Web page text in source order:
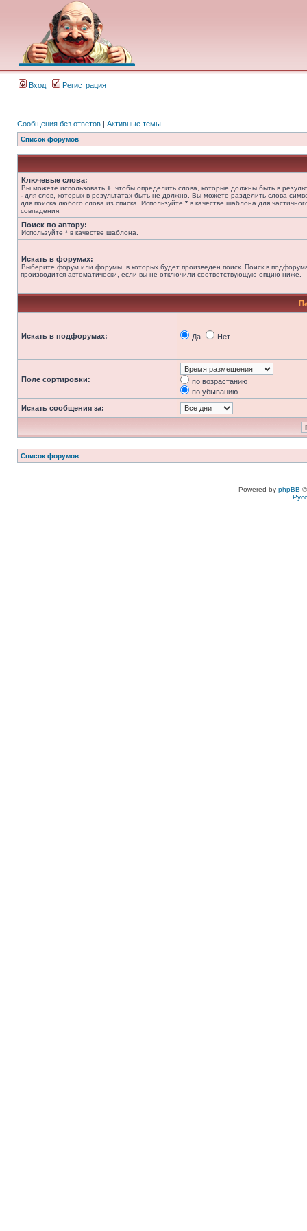
Вход Регистрация
Сообщения без ответов | Активные темы
Список форумов
Ключевые слова:
Вы можете использовать + , чтобы определить слова, которые должны быть в
- для слов, которых в результатах быть не должно. Вы можете разделить слова
для поиска любого слова из списка. Используйте * в качестве шаблона для
совпадения.
Поиск по автору:
Используйте * в качестве шаблона.
Искать в форумах:
Выберите форум или форумы, в которых будет произведен поиск. Поиск в
производится автоматически, если вы не отключили соответствующую опцию ниже.
Искать в подфорумах: Да Нет
Поле сортировки:
по возрастанию
по убыванию
Искать сообщения за:
Список форумов
Powered by phpBB